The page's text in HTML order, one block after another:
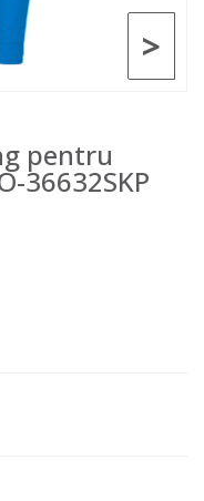
>
pentru
36632SKP